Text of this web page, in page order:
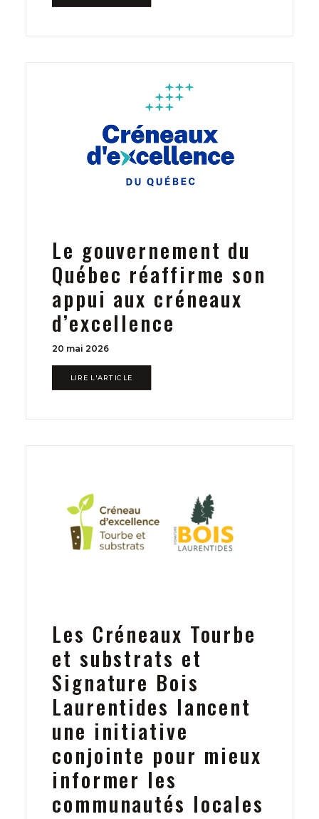
Le gouvernement du
Québec réaffirme son
appui aux créneaux
d’excellence
20 mai 2026
LIRE L'ARTICLE
Les Créneaux Tourbe
et substrats et
Signature Bois
Laurentides lancent
une initiative
conjointe pour mieux
informer les
communautés locales